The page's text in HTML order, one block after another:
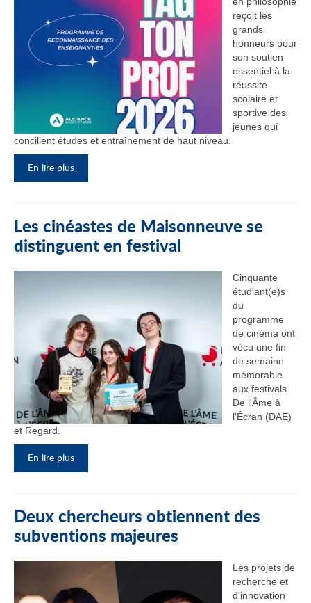
reçoit les
grands
honneurs pour
son soutien
essentiel à la
réussite
scolaire et
sportive des
jeunes qui
concilient études et entraînement de haut niveau.
En lire plus
Les cinéastes de Maisonneuve se
distinguent en festival
Cinquante
étudiant(e)s
du
programme
de cinéma ont
vécu une fin
de semaine
mémorable
aux festivals
De l'Âme à
l'Écran (DAE)
et Regard.
En lire plus
Deux chercheurs obtiennent des
subventions majeures
Les projets de
recherche et
d'innovation